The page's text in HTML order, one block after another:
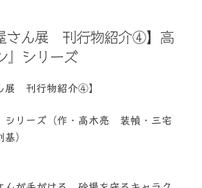
さん展 刊行物紹介④】高
』シリーズ
展 刊行物紹介④】
シリーズ（作・高木亮 装幀・三宅
）